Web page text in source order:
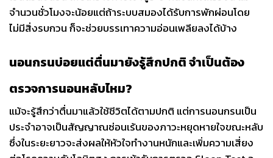
จำนวนชั่วโมงจะน้อยแต่ถ้าระบบสมองได้รับการพักผ่อนโดย
ไม่มีสิ่งรบกวน ก็จะช่วยบรรเทาความอ่อนเพลียลงได้บ้าง
นอนกรนบ่อยแต่ตื่นมายังรู้สึกปกติ จำเป็นต้อง
ตรวจการนอนหลับไหม?
แม้จะรู้สึกว่าตื่นมาแล้วใช้ชีวิตได้ตามปกติ แต่การนอนกรนเป็น
ประจำอาจเป็นสัญญาณซ่อนเร้นของภาวะหยุดหายใจขณะหลับ
ซึ่งในระยะยาวจะส่งผลให้หัวใจทำงานหนักและเพิ่มความเสี่ยง